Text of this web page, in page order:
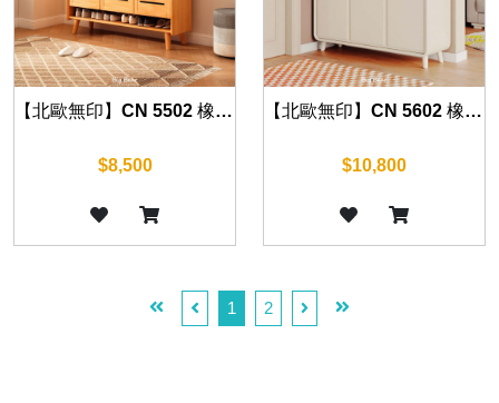
【北歐無印】CN 5502 橡木鞋櫃 (兩門/三門/四門) 80cm/120cm/160cm
$8,500
【北歐無印】CN 5602 橡木鞋櫃 (兩門/三門) 80cm/120cm
$10,800
1 2